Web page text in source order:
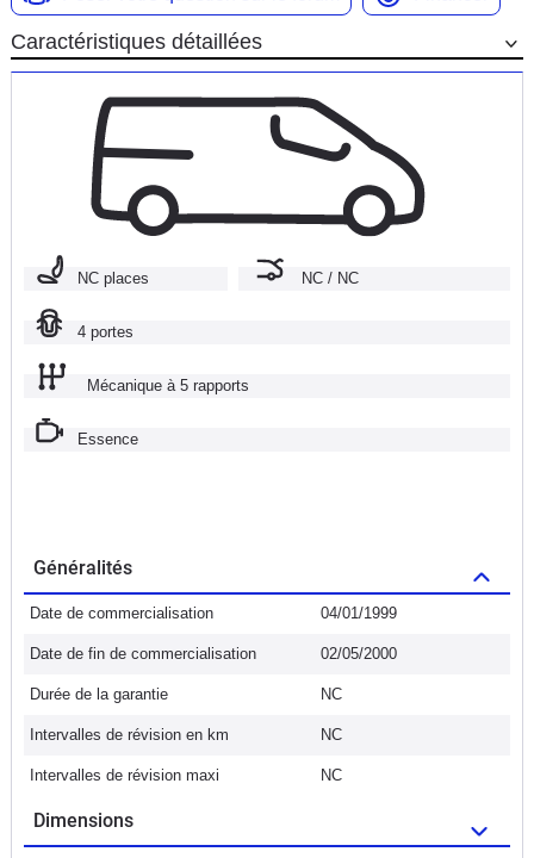
Caractéristiques détaillées
NC places NC / NC
4 portes
Mécanique à 5 rapports
Essence
Généralités
Date de commercialisation 04/01/1999
Date de fin de commercialisation 02/05/2000
Durée de la garantie NC
Intervalles de révision en km NC
Intervalles de révision maxi NC
Dimensions